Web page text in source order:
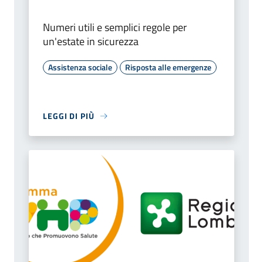
Numeri utili e semplici regole per
un'estate in sicurezza
Assistenza sociale Risposta alle emergenze
LEGGI DI PIÙ